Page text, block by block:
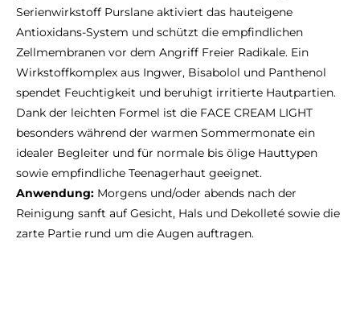
Serienwirkstoff Purslane aktiviert das hauteigene
Antioxidans-System und schützt die empfindlichen
Zellmembranen vor dem Angriff Freier Radikale. Ein
Wirkstoffkomplex aus Ingwer, Bisabolol und Panthenol
spendet Feuchtigkeit und beruhigt irritierte Hautpartien.
Dank der leichten Formel ist die FACE CREAM LIGHT
besonders während der warmen Sommermonate ein
idealer Begleiter und für normale bis ölige Hauttypen
sowie empfindliche Teenagerhaut geeignet.
Anwendung: Morgens und/oder abends nach der
Reinigung sanft auf Gesicht, Hals und Dekolleté sowie die
zarte Partie rund um die Augen auftragen.